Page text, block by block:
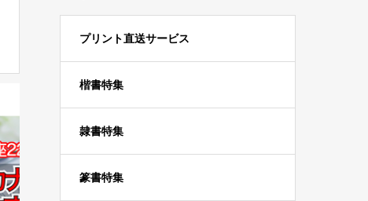
プリント直送サービス
楷書特集
隷書特集
篆書特集